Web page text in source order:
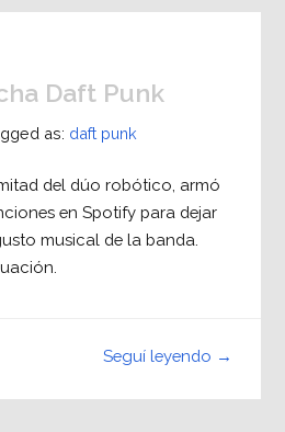
Daft Punk
as: daft punk
del dúo robótico, armó
en Spotify para dejar
musical de la banda.
Seguí leyendo →